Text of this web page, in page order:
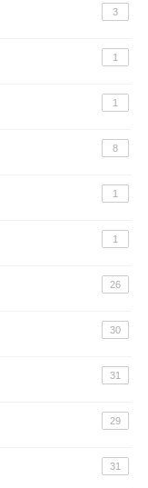
3
1
1
8
1
1
26
30
31
29
31